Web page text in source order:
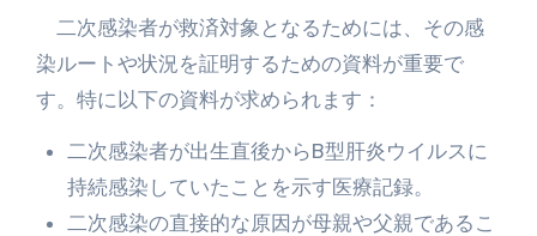
二次感染者が救済対象となるためには、その感
染ルートや状況を証明するための資料が重要で
す。特に以下の資料が求められます：
二次感染者が出生直後からB型肝炎ウイルスに
持続感染していたことを示す医療記録。
二次感染の直接的な原因が母親や父親であるこ